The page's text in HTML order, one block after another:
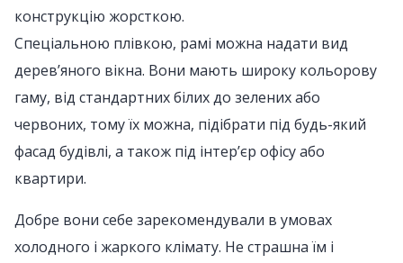
конструкцію жорсткою.
Спеціальною плівкою, рамі можна надати вид
дерев’яного вікна. Вони мають широку кольорову
гаму, від стандартних білих до зелених або
червоних, тому їх можна, підібрати під будь-який
фасад будівлі, а також під інтер’єр офісу або
квартири.
Добре вони себе зарекомендували в умовах
холодного і жаркого клімату. Не страшна їм і